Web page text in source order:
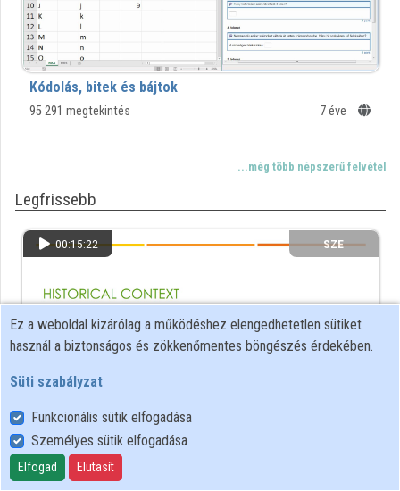
Kategóriák
Intézményi listák
Intézmények
Kódolás, bitek és bájtok
95 291 megtekintés 7 éve
...még több népszerű felvétel
Legfrissebb
00:15:22 SZE
Modul1: Historical Context
Regenerative Agriculture Orientation
Ez a weboldal kizárólag a működéshez elengedhetetlen sütiket
használ a biztonságos és zökkenőmentes böngészés érdekében.
Süti szabályzat
Funkcionális sütik elfogadása
Személyes sütik elfogadása
Elfogad Elutasít